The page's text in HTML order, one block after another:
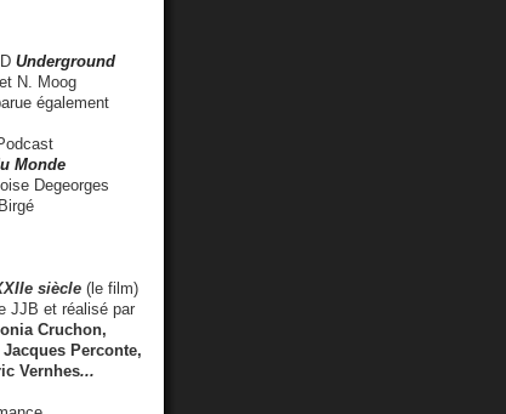
Underground
N. Moog
également
Monde
Degeorges
siècle (le film)
JJB et réalisé par
Cruchon,
Perconte,
Vernhes...